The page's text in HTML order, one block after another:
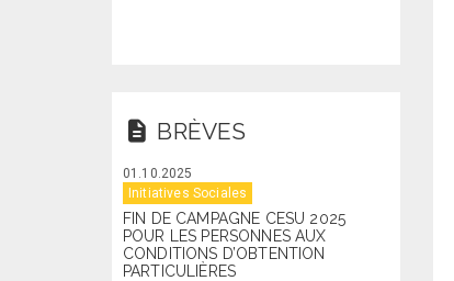
BRÈVES
01.10.2025
Initiatives Sociales
FIN DE CAMPAGNE CESU 2025
POUR LES PERSONNES AUX
CONDITIONS D’OBTENTION
PARTICULIÈRES